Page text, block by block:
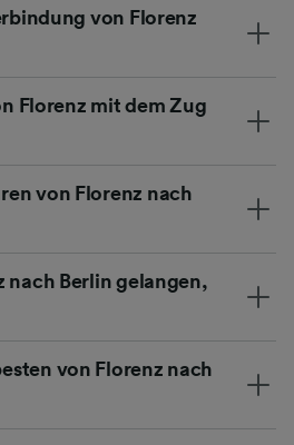
von Florenz
Florenz mit dem Zug
von Florenz nach
nach Berlin gelangen,
von Florenz nach